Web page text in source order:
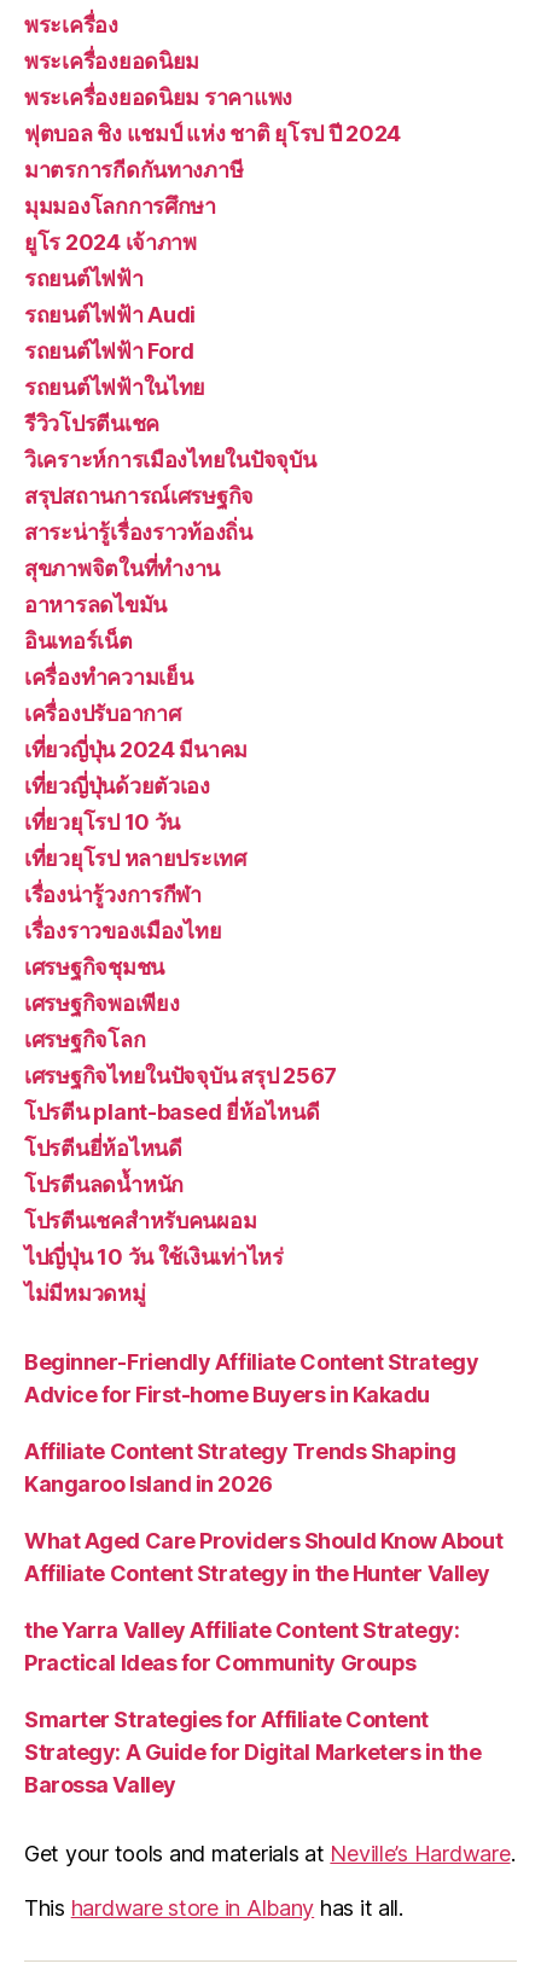
พระเครื่อง
พระเครื่องยอดนิยม
พระเครื่องยอดนิยม ราคาแพง
ฟุตบอล ชิง แชมป์ แห่ง ชาติ ยุโรป ปี 2024
มาตรการกีดกันทางภาษี
มุมมองโลกการศึกษา
ยูโร 2024 เจ้าภาพ
รถยนต์ไฟฟ้า
รถยนต์ไฟฟ้า Audi
รถยนต์ไฟฟ้า Ford
รถยนต์ไฟฟ้าในไทย
รีวิวโปรตีนเชค
วิเคราะห์การเมืองไทยในปัจจุบัน
สรุปสถานการณ์เศรษฐกิจ
สาระน่ารู้เรื่องราวท้องถิ่น
สุขภาพจิตในที่ทำงาน
อาหารลดไขมัน
อินเทอร์เน็ต
เครื่องทำความเย็น
เครื่องปรับอากาศ
เที่ยวญี่ปุ่น 2024 มีนาคม
เที่ยวญี่ปุ่นด้วยตัวเอง
เที่ยวยุโรป 10 วัน
เที่ยวยุโรป หลายประเทศ
เรื่องน่ารู้วงการกีฬา
เรื่องราวของเมืองไทย
เศรษฐกิจชุมชน
เศรษฐกิจพอเพียง
เศรษฐกิจโลก
เศรษฐกิจไทยในปัจจุบัน สรุป 2567
โปรตีน plant-based ยี่ห้อไหนดี
โปรตีนยี่ห้อไหนดี
โปรตีนลดน้ำหนัก
โปรตีนเชคสำหรับคนผอม
ไปญี่ปุ่น 10 วัน ใช้เงินเท่าไหร่
ไม่มีหมวดหมู่
Beginner-Friendly Affiliate Content Strategy
Advice for First-home Buyers in Kakadu
Affiliate Content Strategy Trends Shaping
Kangaroo Island in 2026
What Aged Care Providers Should Know About
Affiliate Content Strategy in the Hunter Valley
the Yarra Valley Affiliate Content Strategy:
Practical Ideas for Community Groups
Smarter Strategies for Affiliate Content
Strategy: A Guide for Digital Marketers in the
Barossa Valley
Get your tools and materials at Neville’s Hardware.
This hardware store in Albany has it all.